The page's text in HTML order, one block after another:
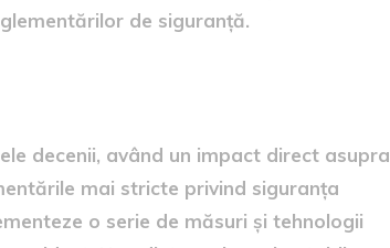
de siguranță.
decenii, având un impact direct asupra
mai stricte privind siguranța
o serie de măsuri și tehnologii